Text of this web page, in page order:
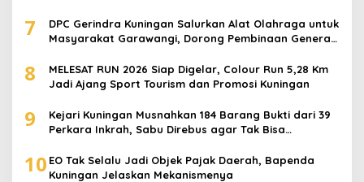
7
DPC Gerindra Kuningan Salurkan Alat Olahraga untuk
Masyarakat Garawangi, Dorong Pembinaan Generasi
8
MELESAT RUN 2026 Siap Digelar, Colour Run 5,28 Km
Jadi Ajang Sport Tourism dan Promosi Kuningan
9
Kejari Kuningan Musnahkan 184 Barang Bukti dari 39
Perkara Inkrah, Sabu Direbus agar Tak Bisa
10 EO Tak Selalu Jadi Objek Pajak Daerah, Bapenda
Kuningan Jelaskan Mekanismenya